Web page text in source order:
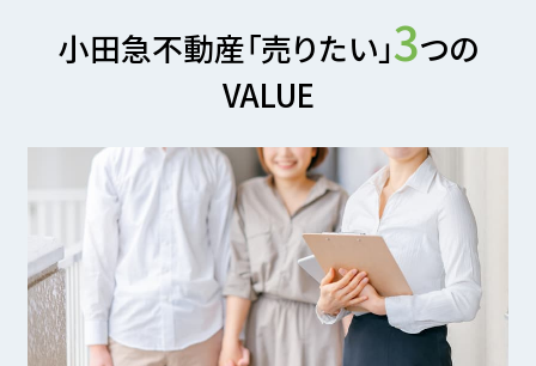
小田急不動産「売りたい」3つの
VALUE